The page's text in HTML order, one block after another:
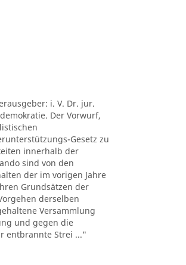
i. V. Dr. jur.
Der Vorwurf,
Gesetz zu
innerhalb der
sind von den
der im vorigen Jahre
Grundsätzen der
derselben
Versammlung
und gegen die
entbrannte Strei ..."